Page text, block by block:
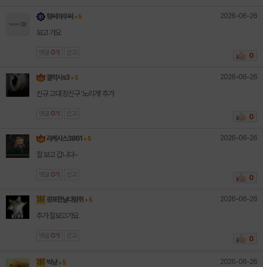
형씨아우씨 + 5 2026-06-26
보고 가요
댓글 0 개 신고 0
갤럭시s3 + 5 2026-06-26
신규 고대 장신구 ‘노리개’ 추가
댓글 0 개 신고 0
라케시스3861 + 5 2026-06-26
잘 보고 갑니다~
댓글 0 개 신고 0
광포한날다람쥐 + 5 2026-06-26
추가 잘보고가요
댓글 0 개 신고 0
빅냥 + 5 2026-06-26